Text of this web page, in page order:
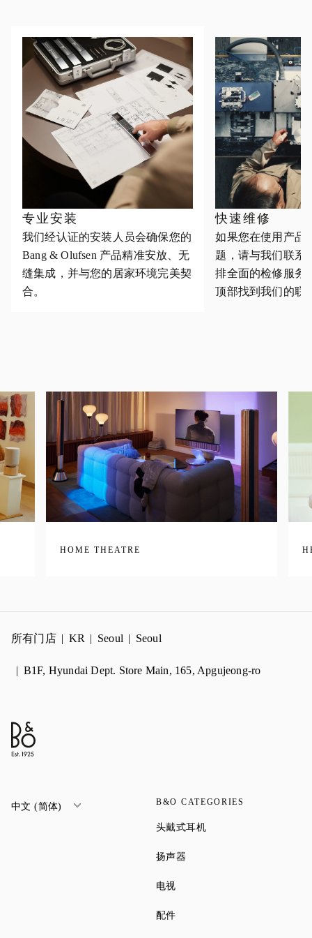
专业安装
我们经认证的安装人员会确保您的
Bang & Olufsen 产品精准安放、无
缝集成，并与您的居家环境完美契
合。
快速维修
如果您在使用产品
题，请与我们联系
排全面的检修服务
顶部找到我们的联
HOME THEATRE
所有门店 KR Seoul Seoul
B1F, Hyundai Dept. Store Main, 165, Apgujeong-ro
中文 (简体) B&O CATEGORIES
头戴式耳机
扬声器
电视
配件Link Opens in New Tab